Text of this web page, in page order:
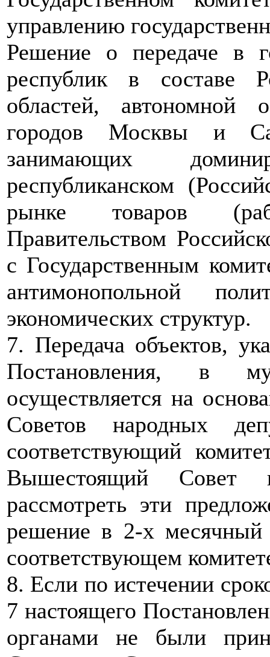
управлению
Решение о передаче в
республик в составе
областей, автономной
городов Москвы и
занимающих
республиканском
рынке товаров
Правительством
с Государственным
антимонопольной
экономических структур.
7. Передача объектов,
Постановления, в
осуществляется на
Советов народных
соответствующий
Вышестоящий Совет
рассмотреть эти
решение в 2-х месячный
соответствующем
8. Если по истечении
7 настоящего
органами не были